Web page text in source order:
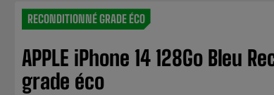
RECONDITIONNÉ GRADE ÉCO
APPLE iPhone 14 128Go Bleu
grade éco